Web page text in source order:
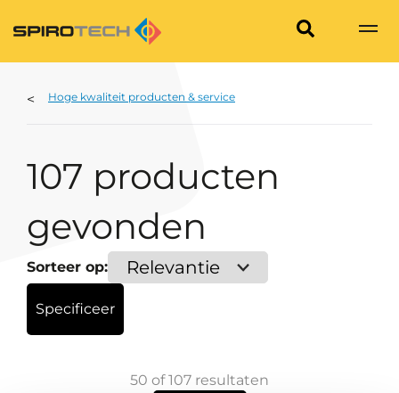
Hoge kwaliteit producten & service
107 producten
gevonden
Sorteer op:
Specificeer
50 of 107 resultaten